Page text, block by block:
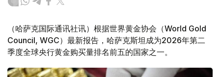
（哈萨克国际通讯社讯）根据世界黄金协会（World Gold
Council, WGC）最新报告，哈萨克斯坦成为2026年第二
季度全球央行黄金购买量排名前五的国家之一。